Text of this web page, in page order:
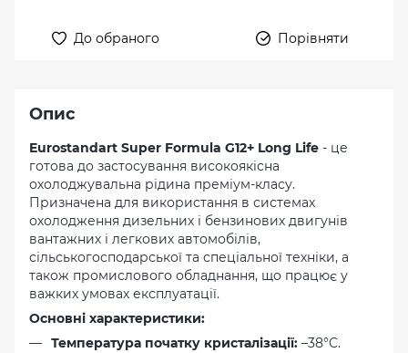
До обраного Порівняти
Опис
Eurostandart Super Formula G12+ Long Life - це
готова до застосування високоякісна
охолоджувальна рідина преміум-класу.
Призначена для використання в системах
охолодження дизельних і бензинових двигунів
вантажних і легкових автомобілів,
сільськогосподарської та спеціальної техніки, а
також промислового обладнання, що працює у
важких умовах експлуатації.
Основні характеристики:
Температура початку кристалізації: –38°C.